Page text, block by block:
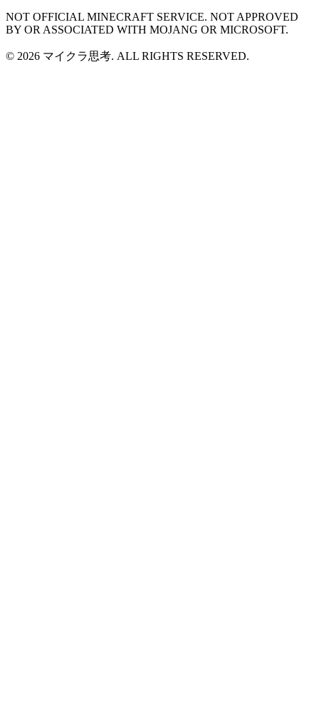
NOT OFFICIAL MINECRAFT SERVICE. NOT APPROVED
BY OR ASSOCIATED WITH MOJANG OR MICROSOFT.
© 2026 マイクラ思考. ALL RIGHTS RESERVED.